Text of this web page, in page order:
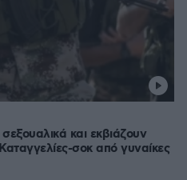
και εκβιάζουν
σοκ από γυναίκες